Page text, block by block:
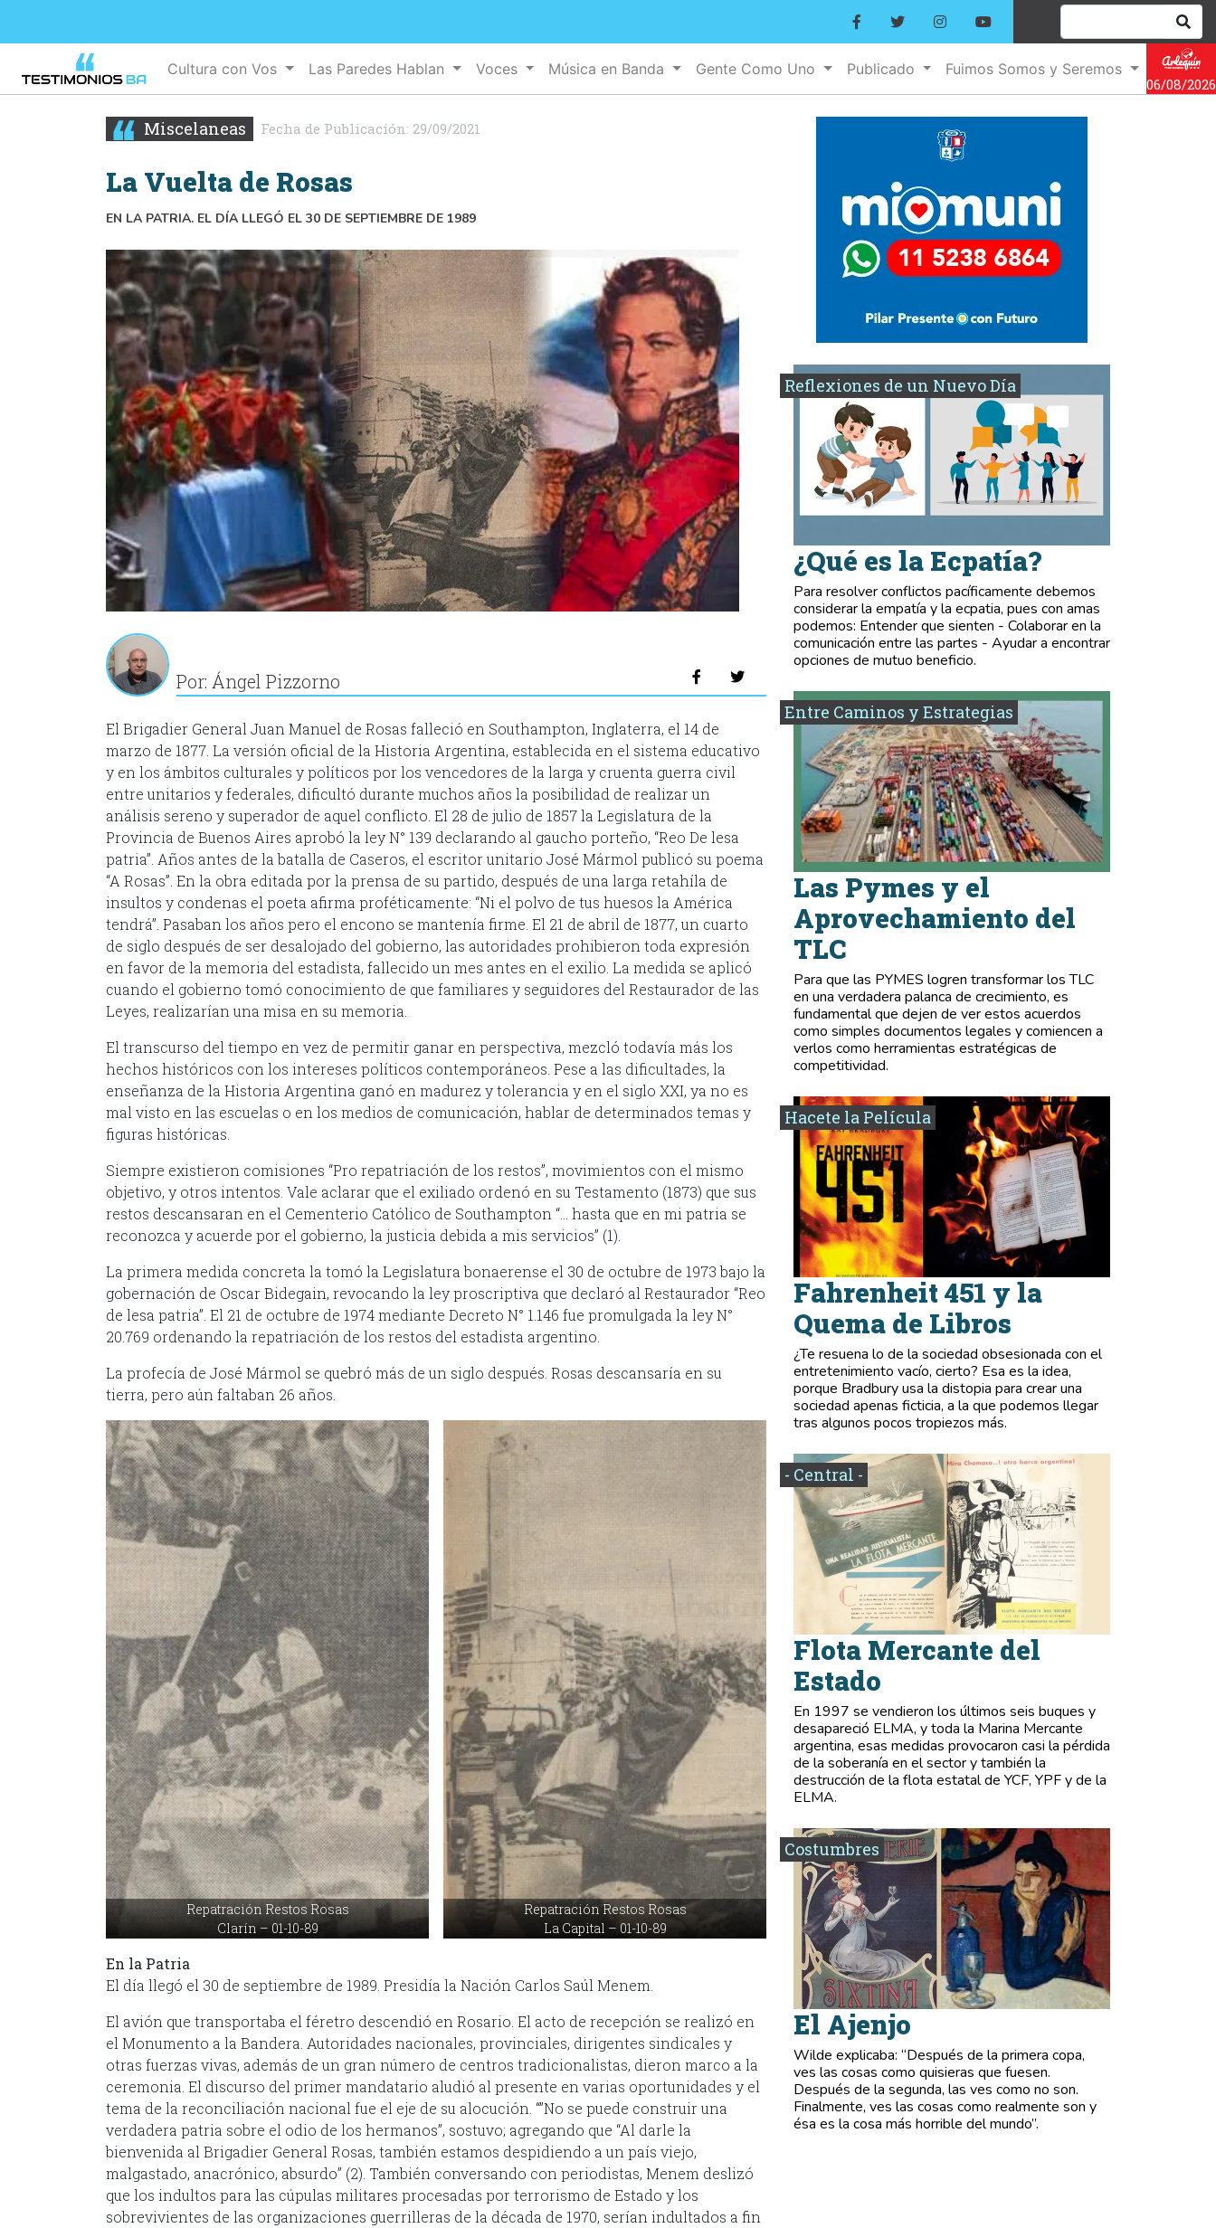
Cultura con Vos Las Paredes Hablan Voces Música en Banda Gente Como Uno Publicado
Fuimos Somos y Seremos
06/08/2026
Miscelaneas Fecha de Publicación: 29/09/2021
La Vuelta de Rosas
EN LA PATRIA. EL DÍA LLEGÓ EL 30 DE SEPTIEMBRE DE 1989
Por: Ángel Pizzorno
El Brigadier General Juan Manuel de Rosas falleció en Southampton, Inglaterra, el 14 de
marzo de 1877. La versión oficial de la Historia Argentina, establecida en el sistema educativo
y en los ámbitos culturales y políticos por los vencedores de la larga y cruenta guerra civil
entre unitarios y federales, dificultó durante muchos años la posibilidad de realizar un
análisis sereno y superador de aquel conflicto. El 28 de julio de 1857 la Legislatura de la
Provincia de Buenos Aires aprobó la ley N° 139 declarando al gaucho porteño, “Reo De lesa
patria”. Años antes de la batalla de Caseros, el escritor unitario José Mármol publicó su poema
“A Rosas”. En la obra editada por la prensa de su partido, después de una larga retahíla de
insultos y condenas el poeta afirma proféticamente: “Ni el polvo de tus huesos la América
tendrá”. Pasaban los años pero el encono se mantenía firme. El 21 de abril de 1877, un cuarto
de siglo después de ser desalojado del gobierno, las autoridades prohibieron toda expresión
en favor de la memoria del estadista, fallecido un mes antes en el exilio. La medida se aplicó
cuando el gobierno tomó conocimiento de que familiares y seguidores del Restaurador de las
Leyes, realizarían una misa en su memoria.
El transcurso del tiempo en vez de permitir ganar en perspectiva, mezcló todavía más los
hechos históricos con los intereses políticos contemporáneos. Pese a las dificultades, la
enseñanza de la Historia Argentina ganó en madurez y tolerancia y en el siglo XXI, ya no es
mal visto en las escuelas o en los medios de comunicación, hablar de determinados temas y
figuras históricas.
Siempre existieron comisiones “Pro repatriación de los restos”, movimientos con el mismo
objetivo, y otros intentos. Vale aclarar que el exiliado ordenó en su Testamento (1873) que sus
restos descansaran en el Cementerio Católico de Southampton “… hasta que en mi patria se
reconozca y acuerde por el gobierno, la justicia debida a mis servicios” (1).
La primera medida concreta la tomó la Legislatura bonaerense el 30 de octubre de 1973 bajo la
gobernación de Oscar Bidegain, revocando la ley proscriptiva que declaró al Restaurador “Reo
de lesa patria”. El 21 de octubre de 1974 mediante Decreto N° 1.146 fue promulgada la ley N°
20.769 ordenando la repatriación de los restos del estadista argentino.
La profecía de José Mármol se quebró más de un siglo después. Rosas descansaría en su
tierra, pero aún faltaban 26 años.
Repatración Restos Rosas
Clarín – 01-10-89
Repatración Restos Rosas
La Capital – 01-10-89
En la Patria
El día llegó el 30 de septiembre de 1989. Presidía la Nación Carlos Saúl Menem.
El avión que transportaba el féretro descendió en Rosario. El acto de recepción se realizó en
el Monumento a la Bandera. Autoridades nacionales, provinciales, dirigentes sindicales y
otras fuerzas vivas, además de un gran número de centros tradicionalistas, dieron marco a la
ceremonia. El discurso del primer mandatario aludió al presente en varias oportunidades y el
tema de la reconciliación nacional fue el eje de su alocución. “”No se puede construir una
verdadera patria sobre el odio de los hermanos”, sostuvo; agregando que “Al darle la
bienvenida al Brigadier General Rosas, también estamos despidiendo a un país viejo,
malgastado, anacrónico, absurdo” (2). También conversando con periodistas, Menem deslizó
que los indultos para las cúpulas militares procesadas por terrorismo de Estado y los
sobrevivientes de las organizaciones guerrilleras de la década de 1970, serían indultados a fin
Reflexiones de un Nuevo Día
¿Qué es la Ecpatía?
Para resolver conflictos pacíficamente debemos
considerar la empatía y la ecpatia, pues con amas
podemos: Entender que sienten - Colaborar en la
comunicación entre las partes - Ayudar a encontrar
opciones de mutuo beneficio.
Entre Caminos y Estrategias
Las Pymes y el
Aprovechamiento del
TLC
Para que las PYMES logren transformar los TLC
en una verdadera palanca de crecimiento, es
fundamental que dejen de ver estos acuerdos
como simples documentos legales y comiencen a
verlos como herramientas estratégicas de
competitividad.
Hacete la Película
Fahrenheit 451 y la
Quema de Libros
¿Te resuena lo de la sociedad obsesionada con el
entretenimiento vacío, cierto? Esa es la idea,
porque Bradbury usa la distopia para crear una
sociedad apenas ficticia, a la que podemos llegar
tras algunos pocos tropiezos más.
- Central -
Flota Mercante del
Estado
En 1997 se vendieron los últimos seis buques y
desapareció ELMA, y toda la Marina Mercante
argentina, esas medidas provocaron casi la pérdida
de la soberanía en el sector y también la
destrucción de la flota estatal de YCF, YPF y de la
ELMA.
Costumbres
El Ajenjo
Wilde explicaba: “Después de la primera copa,
ves las cosas como quisieras que fuesen.
Después de la segunda, las ves como no son.
Finalmente, ves las cosas como realmente son y
ésa es la cosa más horrible del mundo”.